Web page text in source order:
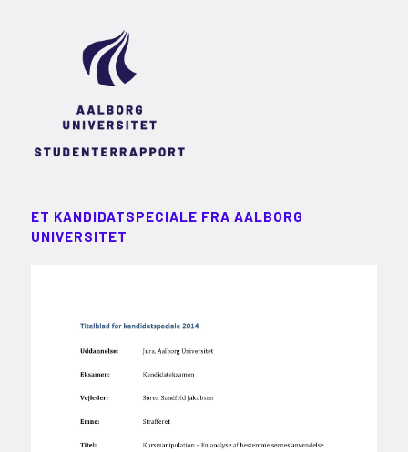
ET KANDIDATSPECIALE FRA AALBORG
UNIVERSITET